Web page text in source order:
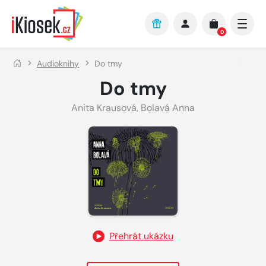
Přejít na hlavní obsah
0
Audioknihy Do tmy
Do tmy
Anita Krausová, Bolavá Anna
Přehrát ukázku